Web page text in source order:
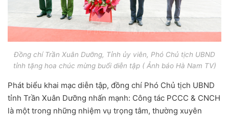
Đồng chí Trần Xuân Dưỡng, Tỉnh ủy viên, Phó Chủ tịch UBND
tỉnh tặng hoa chúc mừng buổi diễn tập ( Ảnh báo Hà Nam TV)
Phát biểu khai mạc diễn tập, đồng chí Phó Chủ tịch UBND
tỉnh Trần Xuân Dưỡng nhấn mạnh: Công tác PCCC & CNCH
là một trong những nhiệm vụ trọng tâm, thường xuyên